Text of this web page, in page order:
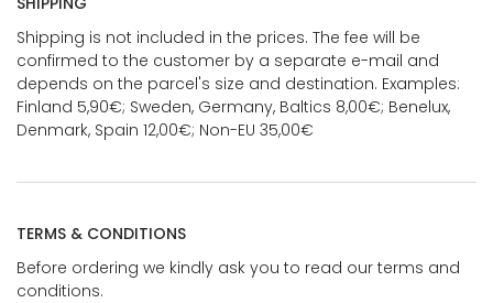
Shipping is not included in the prices. The fee will be
confirmed to the customer by a separate e-mail and
depends on the parcel's size and destination. Examples:
Finland 5,90€; Sweden, Germany, Baltics 8,00€; Benelux,
Denmark, Spain 12,00€; Non-EU 35,00€
TERMS & CONDITIONS
Before ordering we kindly ask you to read our terms and
conditions.